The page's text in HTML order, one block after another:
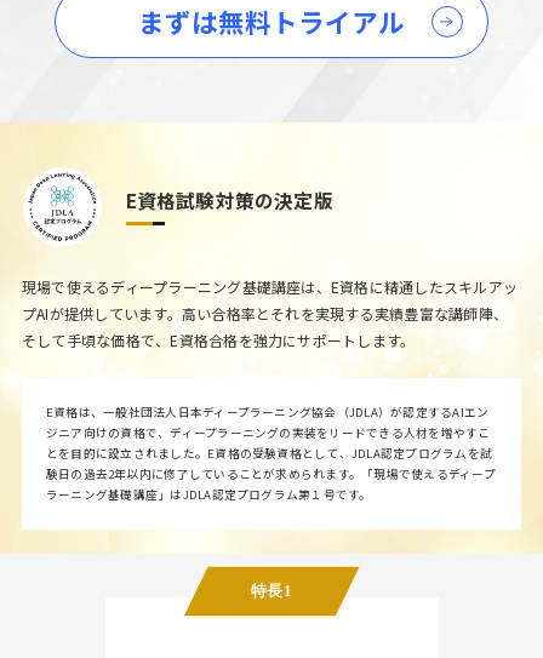
まずは無料トライアル
E資格試験対策の決定版
現場で使えるディープラーニング基礎講座は、E資格に精通したスキルアッ
プAIが提供しています。高い合格率とそれを実現する実績豊富な講師陣、
そして手頃な価格で、E資格合格を強力にサポートします。
E資格は、一般社団法人日本ディープラーニング協会（JDLA）が認定するAIエン
ジニア向けの資格で、ディープラーニングの実装をリードできる人材を増やすこ
とを目的に設立されました。E資格の受験資格として、JDLA認定プログラムを試
験日の過去2年以内に修了していることが求められます。「現場で使えるディープ
ラーニング基礎講座」はJDLA認定プログラム第１号です。
特長1